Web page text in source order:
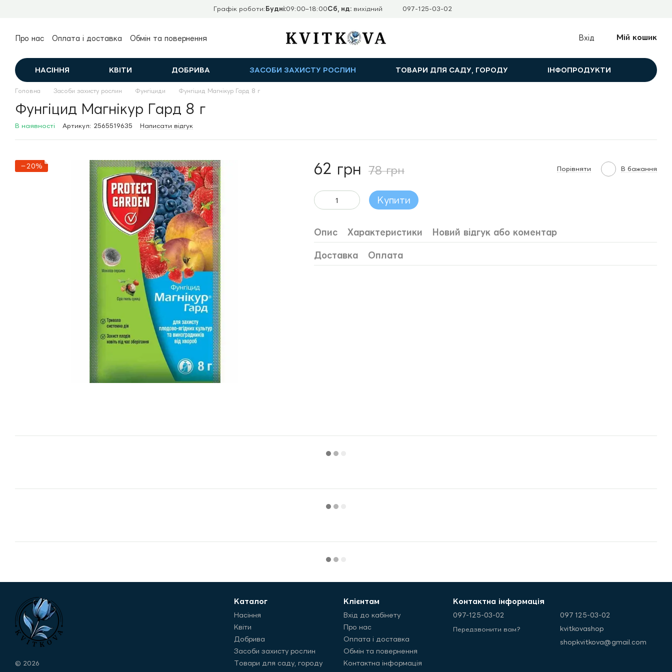
Графік роботи: Будні:09:00–18:00Сб, нд:вихідний 097-125-03-02
Про нас Оплата і доставка
Обмін та повернення
Вхід Мій кошик
НАСІННЯ КВІТИ ДОБРИВА ЗАСОБИ ЗАХИСТУ РОСЛИН ТОВАРИ ДЛЯ САДУ, ГОРОДУ ІНФОПРОДУКТИ
Головна Засоби захисту рослин Фунгіциди Фунгіцид Магнікур Гард 8 г
Фунгіцид Магнікур Гард 8 г
В наявності Артикул: 2565519635 Написати відгук
−20% 62 грн 78 грн Порівняти В бажання
Купити
Опис Характеристики Новий відгук або коментар
Доставка Оплата
© 2026
Каталог
Насіння
Квіти
Добрива
Засоби захисту рослин
Товари для саду, городу
Клієнтам
Вхід до кабінету
Про нас
Оплата і доставка
Обмін та повернення
Контактна інформація
Контактна інформація
097-125-03-02
Передзвонити вам?
097 125-03-02
kvitkovashop
shopkvitkova@gmail.com